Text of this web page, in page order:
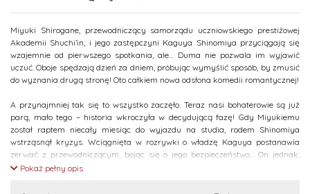
Miyuki Shirogane, przewodniczący samorządu uczniowskiego prestiżowej
Akademii Shuchi’in, i jego zastępczyni Kaguya Shinomiya przyciągają się
wzajemnie od pierwszego spotkania, ale… Duma nie pozwala im wyjawić
uczuć. Oboje spędzają dzień za dniem, próbując wymyślić sposób, by zmusić
do wyznania drugą stronę! Oto całkiem nowa odsłona komedii romantycznej!
A przynajmniej tak się to wszystko zaczęło. Teraz nasi bohaterowie są już
parą, mało tego – historia wkroczyła w decydującą fazę! Gdy Miyukiemu
został raptem niecały miesiąc do wyjazdu na studia, rodem Shinomiya
wstrząsnął kryzys. Wciągnięta w rozrywki o władzę Kaguya postanawia
zerwać z przewodniczącym, bojąc się o jego bezpieczeństwo... On jednak,
wraz z pozostałymi członkami samorządu, decyduje się wziąć sprawy we
akcja ratunkowa!
Pokaż pełny opis